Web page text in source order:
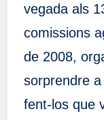
vegada als
comissions
de 2008,
sorprendre
fent-los que